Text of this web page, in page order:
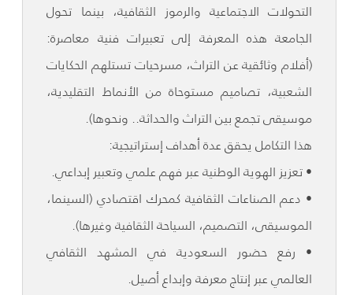
التحولات الاجتماعية والرموز الثقافية، بينما تحول
الجامعة هذه المعرفة إلى تعبيرات فنية معاصرة:
(أفلام وثائقية عن التراث، مسرحيات تستلهم الحكايات
الشعبية، تصاميم مستوحاة من الأنماط التقليدية،
موسيقى تجمع بين التراث والحداثة.. ونحوها).
هذا التكامل يحقق عدة أهداف إستراتيجية:
• تعزيز الهوية الوطنية عبر فهم علمي وتعبير إبداعي.
• دعم الصناعات الثقافية كمحرك اقتصادي (السينما،
الموسيقى، التصميم، السياحة الثقافية وغيرها).
• رفع حضور السعودية في المشهد الثقافي
العالمي عبر إنتاج معرفة وإبداع أصيل.